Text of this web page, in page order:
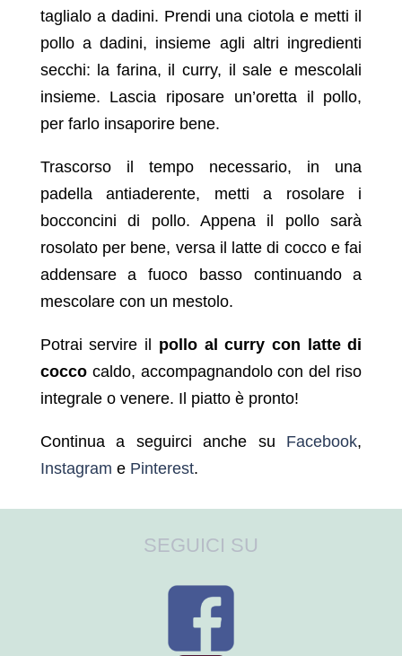
taglialo a dadini. Prendi una ciotola e metti il
pollo a dadini, insieme agli altri ingredienti
secchi: la farina, il curry, il sale e mescolali
insieme. Lascia riposare un’oretta il pollo,
per farlo insaporire bene.
Trascorso il tempo necessario, in una
padella antiaderente, metti a rosolare i
bocconcini di pollo. Appena il pollo sarà
rosolato per bene, versa il latte di cocco e fai
addensare a fuoco basso continuando a
mescolare con un mestolo.
Potrai servire il pollo al curry con latte di
coccocaldo, accompagnandolo con del riso
integrale o venere. Il piatto è pronto!
Continua a seguirci anche su Facebook,
Instagram e Pinterest.
SEGUICI SU